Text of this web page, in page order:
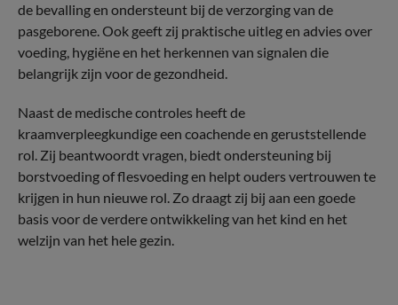
de bevalling en ondersteunt bij de verzorging van de
pasgeborene. Ook geeft zij praktische uitleg en advies over
voeding, hygiëne en het herkennen van signalen die
belangrijk zijn voor de gezondheid.
Naast de medische controles heeft de
kraamverpleegkundige een coachende en geruststellende
rol. Zij beantwoordt vragen, biedt ondersteuning bij
borstvoeding of flesvoeding en helpt ouders vertrouwen te
krijgen in hun nieuwe rol. Zo draagt zij bij aan een goede
basis voor de verdere ontwikkeling van het kind en het
welzijn van het hele gezin.